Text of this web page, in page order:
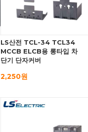
LS산전 TCL-34 TCL34
MCCB ELCB용 롱타입 차
단기 단자커버
2,250원